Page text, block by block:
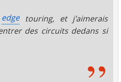
edge touring, et j'aimerais
des circuits dedans si